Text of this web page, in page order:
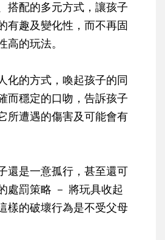
搭配的多元方式，讓孩子
有趣及變化性，而不再固
的玩法。
化的方式，喚起孩子的同
而穩定的口吻，告訴孩子
所遭遇的傷害及可能會有
是一意孤行，甚至還可
處罰策略 － 將玩具收起
樣的破壞行為是不受父母